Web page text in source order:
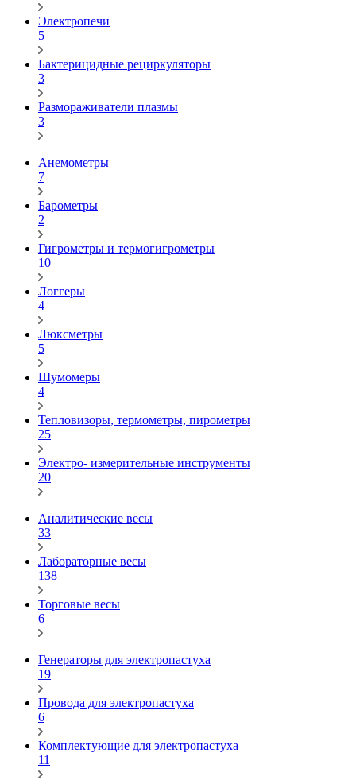
Электропечи
5
Бактерицидные рециркуляторы
3
Размораживатели плазмы
3
Анемометры
7
Барометры
2
Гигрометры и термогигрометры
10
Логгеры
4
Люксметры
5
Шумомеры
4
Тепловизоры, термометры, пирометры
25
Электро- измерительные инструменты
20
Аналитические весы
33
Лабораторные весы
138
Торговые весы
6
Генераторы для электропастуха
19
Провода для электропастуха
6
Комплектующие для электропастуха
11